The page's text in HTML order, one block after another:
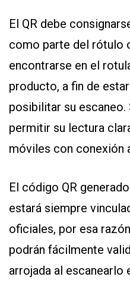
El QR debe
como parte del rótulo
encontrarse en el
producto, a fin de
posibilitar su escaneo.
permitir su lectura
móviles con conexión
El código QR
estará siempre
oficiales, por esa
podrán fácilmente
arrojada al escanearlo